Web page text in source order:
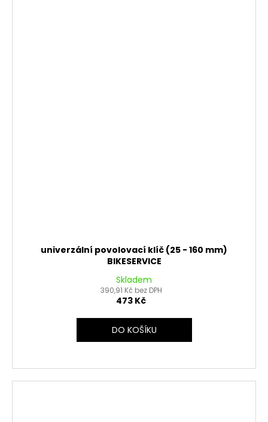
univerzální povolovací klíč (25 - 160 mm)
BIKESERVICE
Skladem
390,91 Kč bez DPH
473 Kč
DO KOŠÍKU